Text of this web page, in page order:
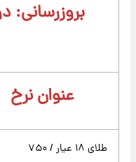
عنوان نرخ
طلای ۱۸ عیار / ۷۵۰